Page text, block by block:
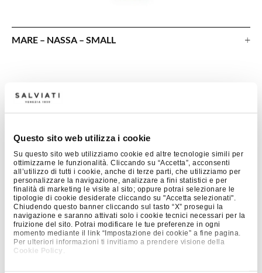
Questo sito web utilizza i cookie
Su questo sito web utilizziamo cookie ed altre tecnologie simili per
ottimizzarne le funzionalità. Cliccando su “Accetta”, acconsenti
all’utilizzo di tutti i cookie, anche di terze parti, che utilizziamo per
personalizzare la navigazione, analizzare a fini statistici e per
finalità di marketing le visite al sito; oppure potrai selezionare le
tipologie di cookie desiderate cliccando su "Accetta selezionati".
Chiudendo questo banner cliccando sul tasto “X” prosegui la
navigazione e saranno attivati solo i cookie tecnici necessari per la
fruizione del sito. Potrai modificare le tue preferenze in ogni
momento mediante il link “Impostazione dei cookie” a fine pagina.
Per ulteriori informazioni ti invitiamo a prendere visione della
Cookie Policy
MARE – NASSA – SMALL +